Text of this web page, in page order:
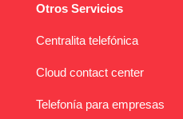
Otros Servicios
Centralita telefónica
Cloud contact center
Telefonía para empresas